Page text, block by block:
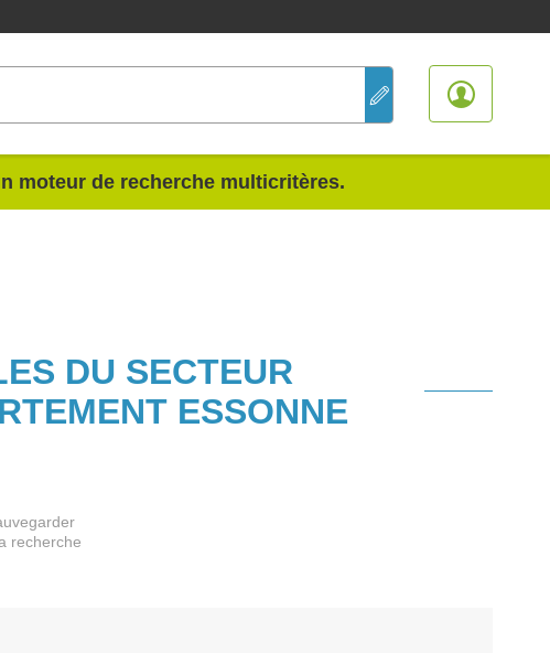
moteur de recherche multicritères.
DU SECTEUR
ESSONNE
recherche